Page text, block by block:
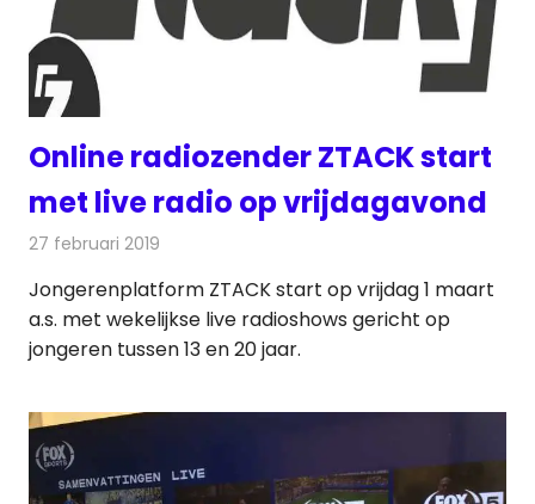
Online radiozender ZTACK start
met live radio op vrijdagavond
27 februari 2019
Jongerenplatform ZTACK start op vrijdag 1 maart
a.s. met wekelijkse live radioshows gericht op
jongeren tussen 13 en 20 jaar.